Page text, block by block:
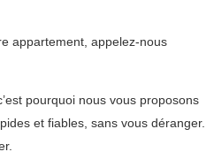
appartement, appelez-nous
pourquoi nous vous proposons
et fiables, sans vous déranger.